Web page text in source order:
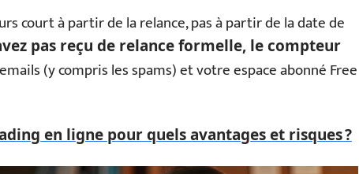
court à partir de la relance, pas à partir de la date de
pas reçu de relance formelle, le compteur
(y compris les spams) et votre espace abonné Free
en ligne pour quels avantages et risques ?